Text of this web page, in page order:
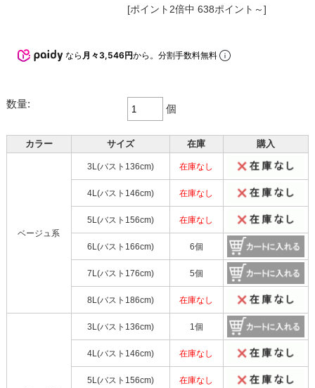
[ポイント2倍中 638ポイント～]
なら 月々3,546円から。分割手数料無料
数量: 個
カラー サイズ 在庫 購入
ベージュ系
3L(バスト136cm) 在庫なし
4L(バスト146cm) 在庫なし
5L(バスト156cm) 在庫なし
6L(バスト166cm) 6個
7L(バスト176cm) 5個
8L(バスト186cm) 在庫なし
3L(バスト136cm) 1個
4L(バスト146cm) 在庫なし
5L(バスト156cm) 在庫なし